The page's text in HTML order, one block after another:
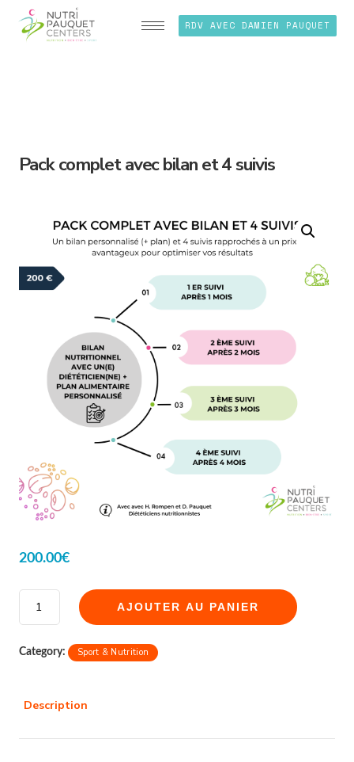
RDV AVEC DAMIEN PAUQUET
Pack complet avec bilan et 4 suivis
200.00€
AJOUTER AU PANIER
Category: Sport & Nutrition
Description